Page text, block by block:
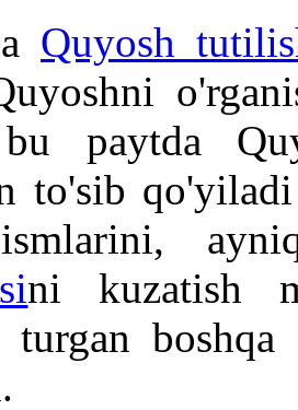
Quyosh
paytda
to'sib
ni kuzatish
turgan